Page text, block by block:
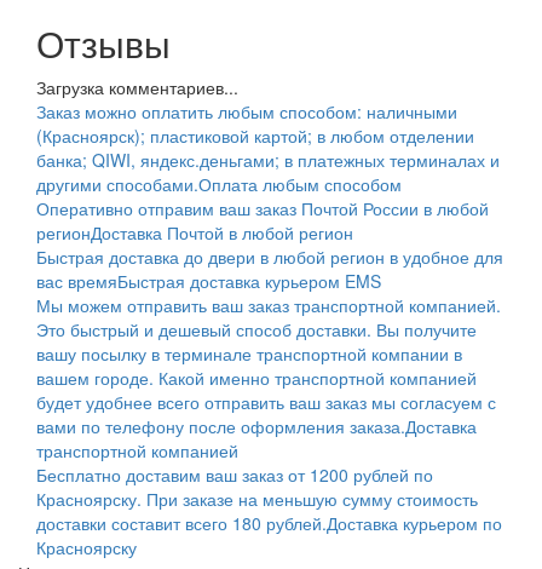
Отзывы
Загрузка комментариев...
Заказ можно оплатить любым способом: наличными
(Красноярск); пластиковой картой; в любом отделении
банка; QIWI, яндекс.деньгами; в платежных терминалах и
другими способами.Оплата любым способом
Оперативно отправим ваш заказ Почтой России в любой
регионДоставка Почтой в любой регион
Быстрая доставка до двери в любой регион в удобное для
вас времяБыстрая доставка курьером EMS
Мы можем отправить ваш заказ транспортной компанией.
Это быстрый и дешевый способ доставки. Вы получите
вашу посылку в терминале транспортной компании в
вашем городе. Какой именно транспортной компанией
будет удобнее всего отправить ваш заказ мы согласуем с
вами по телефону после оформления заказа.Доставка
транспортной компанией
Бесплатно доставим ваш заказ от 1200 рублей по
Красноярску. При заказе на меньшую сумму стоимость
доставки составит всего 180 рублей.Доставка курьером по
Красноярску